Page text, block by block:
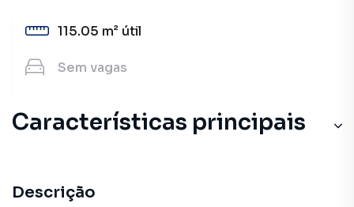
115.05 m² útil
Sem vagas
Características principais
Descrição